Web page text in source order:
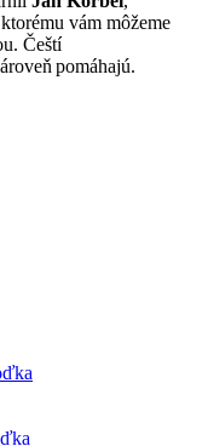
vám môžeme
Čeští
pomáhajú.